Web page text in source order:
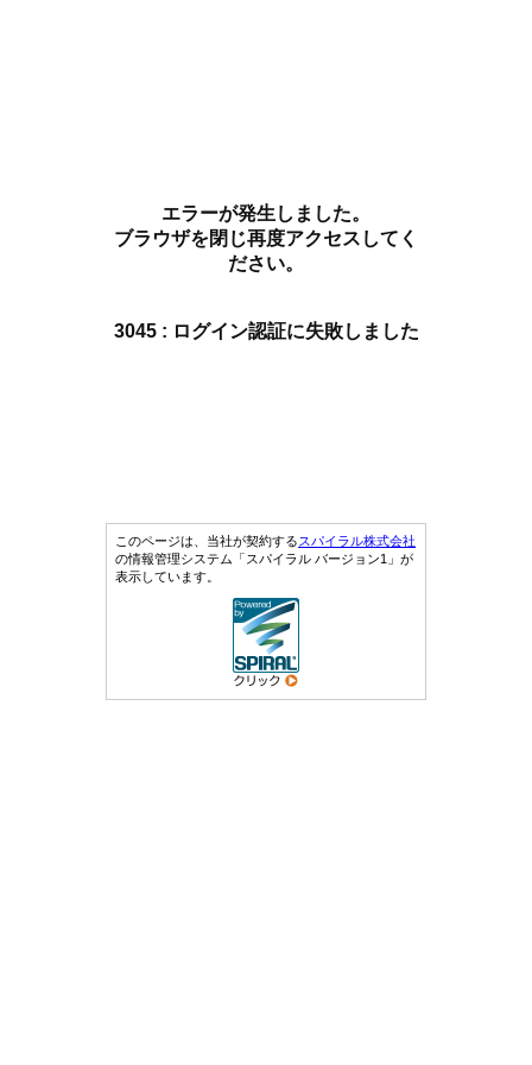
エラーが発生しました。
ブラウザを閉じ再度アクセスしてく
ださい。
3045 : ログイン認証に失敗しました
このページは、当社が契約するスパイラル株式会社
の情報管理システム「スパイラル バージョン1」が
表示しています。